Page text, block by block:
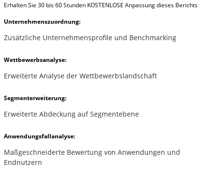
Erhalten Sie 30 bis 60 Stunden KOSTENLOSE Anpassung dieses Berichts
Unternehmenszuordnung:
Zusätzliche Unternehmensprofile und Benchmarking
Wettbewerbsanalyse:
Erweiterte Analyse der Wettbewerbslandschaft
Segmenterweiterung:
Erweiterte Abdeckung auf Segmentebene
Anwendungsfallanalyse:
Maßgeschneiderte Bewertung von Anwendungen und
Endnutzern